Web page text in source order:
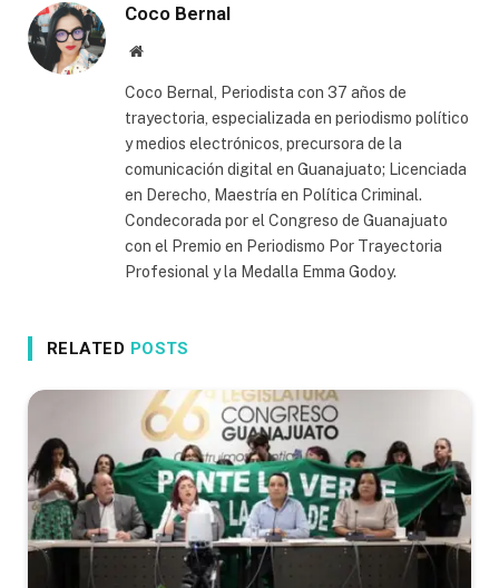
Coco Bernal
Website
Coco Bernal, Periodista con 37 años de
trayectoria, especializada en periodismo político
y medios electrónicos, precursora de la
comunicación digital en Guanajuato; Licenciada
en Derecho, Maestría en Política Criminal.
Condecorada por el Congreso de Guanajuato
con el Premio en Periodismo Por Trayectoria
Profesional y la Medalla Emma Godoy.
RELATED POSTS